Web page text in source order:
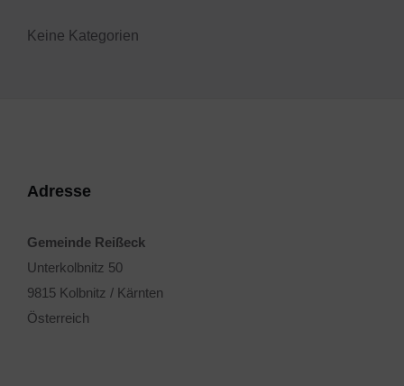
Keine Kategorien
Adresse
Gemeinde Reißeck
Unterkolbnitz 50
9815 Kolbnitz / Kärnten
Österreich